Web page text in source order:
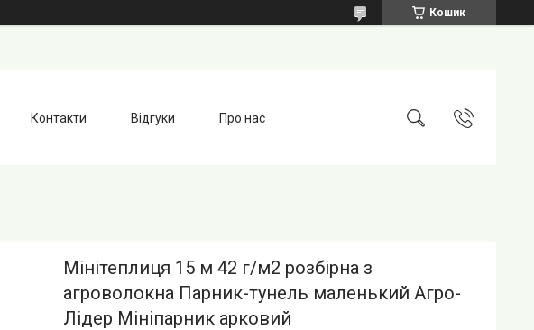
Кошик
Контакти Відгуки Про нас
Мінітеплиця 15 м 42 г/м2 розбірна з
агроволокна Парник-тунель маленький Агро-
Лідер Мініпарник арковий